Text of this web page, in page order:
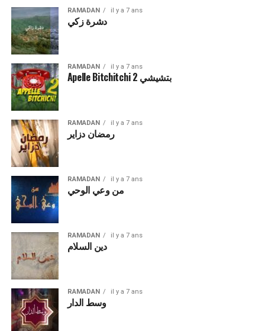
RAMADAN il y a 7 ans
دشرة زكي
RAMADAN il y a 7 ans
Apelle Bitchitchi 2 بتشيشي
RAMADAN il y a 7 ans
رمضان دزاير
RAMADAN il y a 7 ans
من وعي الوحي
RAMADAN il y a 7 ans
دين السلام
RAMADAN il y a 7 ans
وسط الدار